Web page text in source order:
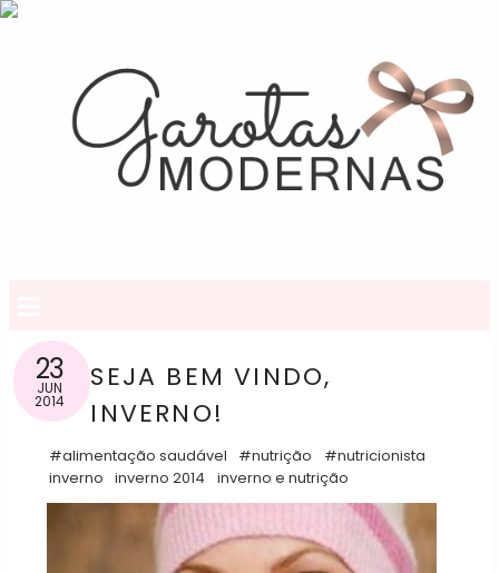
23
JUN
2014
SEJA BEM VINDO,
INVERNO!
#alimentação saudável #nutrição
#nutricionista
inverno inverno 2014 inverno e nutrição